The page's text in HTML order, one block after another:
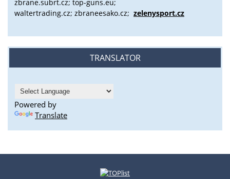
zbrane.subrt.cz; top-guns.eu;
waltertrading.cz; zbraneesako.cz; zelenysport.cz
TRANSLATOR
Powered by
Translate